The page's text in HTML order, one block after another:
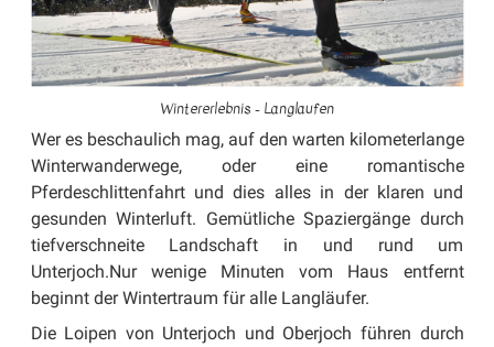
Wintererlebnis - Langlaufen
Wer es beschaulich mag, auf den warten kilometerlange
Winterwanderwege, oder eine romantische
Pferdeschlittenfahrt und dies alles in der klaren und
gesunden Winterluft. Gemütliche Spaziergänge durch
tiefverschneite Landschaft in und rund um
Unterjoch.Nur wenige Minuten vom Haus entfernt
beginnt der Wintertraum für alle Langläufer.
Die Loipen von Unterjoch und Oberjoch führen durch